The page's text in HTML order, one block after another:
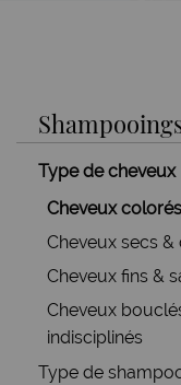
Type de cheveux
Cheveux colorés
Cheveux secs &
Cheveux fins &
Cheveux
indisciplinés
Type de